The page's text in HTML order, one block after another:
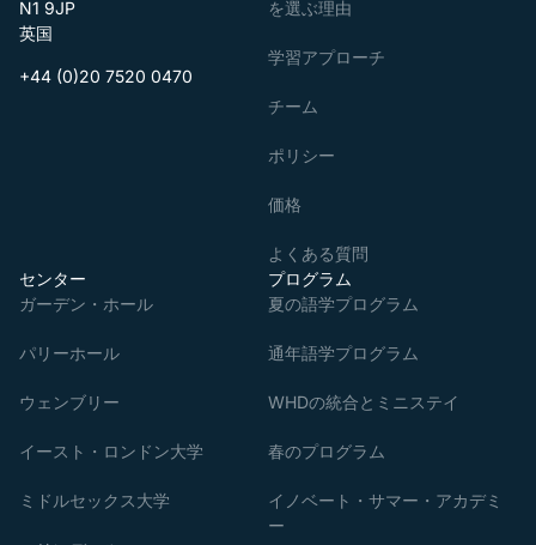
N1 9JP
英国
+44 (0)20 7520 0470
を選ぶ理由
学習アプローチ
チーム
ポリシー
価格
よくある質問
センター
ガーデン・ホール
パリーホール
ウェンブリー
イースト・ロンドン大学
ミドルセックス大学
プログラム
夏の語学プログラム
通年語学プログラム
WHDの統合とミニステイ
春のプログラム
イノベート・サマー・アカデミ
ー